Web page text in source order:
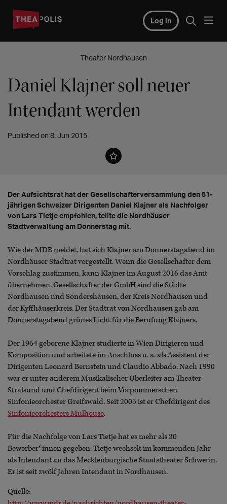
Log in
Theater Nordhausen
Daniel Klajner soll neuer
Intendant werden
Published on 8. Jun 2015
Der Aufsichtsrat hat der Gesellschafterversammlung den 51-
jährigen Schweizer Dirigenten Daniel Klajner als Nachfolger
von Lars Tietje empfohlen, teilte die Nordhäuser
Stadtverwaltung am Donnerstag mit.
Wie der MDR meldet, hat sich Klajner am Donnerstagabend im
Nordhäuser Stadtrat vorgestellt. Wenn die Gesellschafter dem
Vorschlag zustimmen, kann Klajner im August 2016 das Amt
übernehmen. Gesellschafter der GmbH sind die Städte
Nordhausen und Sondershausen, der Kreis Nordhausen und
der Kyffhäuserkreis. Der Stadtrat von Nordhausen gab am
Donnerstagabend grünes Licht für die Berufung Klajners.
Der 1964 geborene Klajner studierte in Wien Dirigieren und
Komposition und arbeitete im Anschluss u. a. als Assistent der
Dirigenten Leonard Bernstein und Claudio Abbado. Nach 1990
war er unter anderem Musikalischer Oberleiter am Theater
Stralsund und Chefdirigent beim Vorpommerschen
Sinfonieorchester Greifswald. Seit 2005 ist er Chefdirigent des
Sinfonieorchesters Mulhouse.
Für die Nachfolge von Lars Tietje hat es mehr als 30
Bewerber*innen gegeben. Tietje wechselt im kommenden Jahr
als Intendant an das Mecklenburgische Staatstheater Schwerin.
Er ist seit zwölf Jahren Intendant in Nordhausen.
Quelle: